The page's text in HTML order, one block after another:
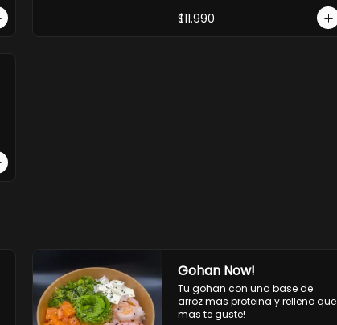
$11.990
Gohan Now!
Tu gohan con una base de
arroz mas proteina y relleno que
mas te guste!